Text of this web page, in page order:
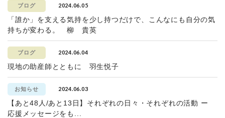
ブログ 2024.06.05
「誰か」を支える気持を少し持つだけで、こんなにも自分の気
持ちが変わる。 柳 貴英
ブログ 2024.06.04
現地の助産師とともに 羽生悦子
お知らせ 2024.06.03
【あと48人/あと13日】それぞれの日々・それぞれの活動 ー
応援メッセージをも...